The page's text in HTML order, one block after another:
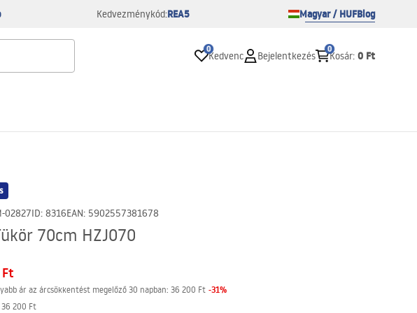
Kedvezménykód:REA5 Magyar / HUFBlog
0
Kedvenc Bejelentkezés
0
Kosár: 0 Ft
02827ID: 8316EAN: 5902557381678
70cm HZJ070
ár az árcsökkentést megelőző 30 napban: 36 200 Ft -31%
36 200 Ft